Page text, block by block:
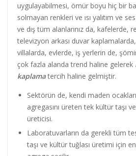
uygulayabilmesi, ömür boyu hiç bir
solmayan renkleri ve ısı yalıtım ve
ve dış tüm alanlarınız da, kafelerde,
televizyon arkası duvar
villalarda, evlerde, iş yerlerin de,
çok fazla alanda trend haline gelerek
kaplamatercih haline gelmiştir.
Sektörün de, kendi maden
agregasını üreten tek kültür taşı
üreticisi.
Laboratuvarların da gerekli tüm
taşı ve kültür tuğlası üretimi için